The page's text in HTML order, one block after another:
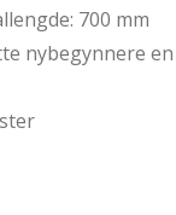
700 mm
nybegynnere